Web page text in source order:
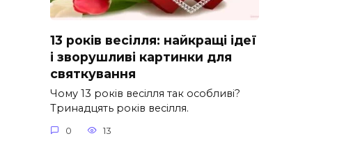
13 років весілля: найкращі ідеї
і зворушливі картинки для
святкування
Чому 13 років весілля так особливі?
Тринадцять років весілля.
0 13